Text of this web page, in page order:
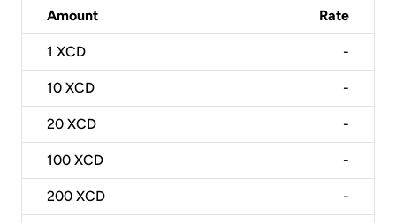
Amount Rate
1 XCD -
10 XCD -
20 XCD -
100 XCD -
200 XCD -